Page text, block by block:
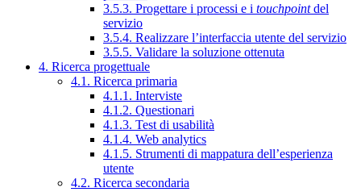
3.5.3. Progettare i processi e i touchpointdel
servizio
3.5.4. Realizzare l’interfaccia utente del servizio
3.5.5. Validare la soluzione ottenuta
4. Ricerca progettuale
4.1. Ricerca primaria
4.1.1. Interviste
4.1.2. Questionari
4.1.3. Test di usabilità
4.1.4. Web analytics
4.1.5. Strumenti di mappatura dell’esperienza
utente
4.2. Ricerca secondaria